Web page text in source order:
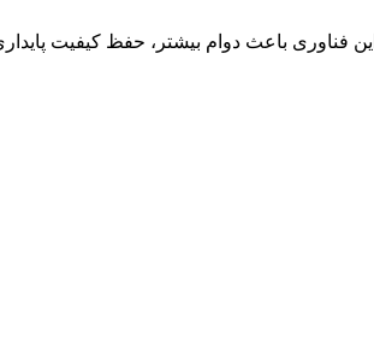
باعث دوام بیشتر، حفظ کیفیت